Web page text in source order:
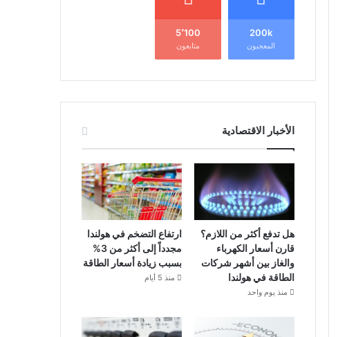
200k
المعجبون
5٬100
متابعون
الأخبار الاقتصادية
هل تدفع أكثر من اللازم؟
قارن أسعار الكهرباء
والغاز بين أشهر شركات
الطاقة في هولندا
منذ يوم واحد
ارتفاع التضخم في هولندا
مجدداً إلى أكثر من 3%
بسبب زيادة أسعار الطاقة
منذ 5 أيام